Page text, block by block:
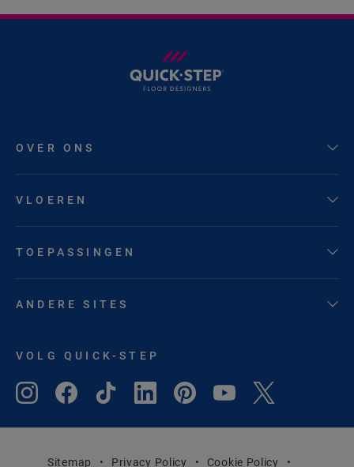
OVER ONS
VLOEREN
TOEPASSINGEN
ANDERE SITES
VOLG QUICK-STEP
Sitemap Privacy Policy Cookie Policy